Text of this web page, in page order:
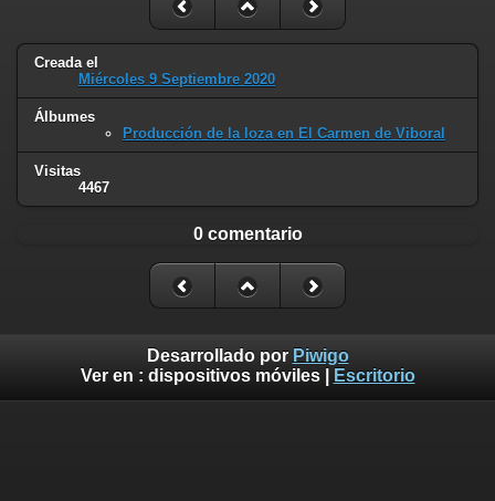
Creada el
Miércoles 9 Septiembre 2020
Álbumes
Producción de la loza en El Carmen de Viboral
Visitas
4467
0 comentario
Desarrollado por Piwigo
Ver en : dispositivos móviles| Escritorio